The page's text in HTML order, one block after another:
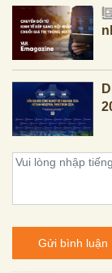
Gửi bình luận